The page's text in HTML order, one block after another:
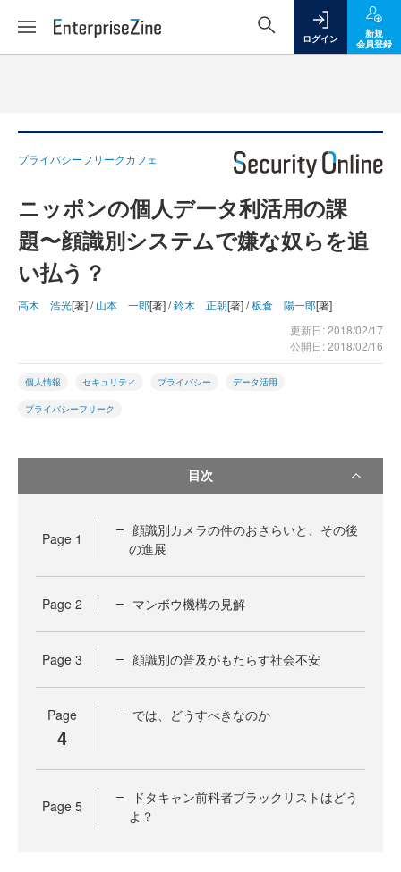
ログイン
新規
会員登録
プライバシーフリークカフェ
ニッポンの個人データ利活用の課
題〜顔識別システムで嫌な奴らを追
い払う？
高木 浩光[著] /山本 一郎[著] /鈴木 正朝[著] /板倉 陽一郎[著]
更新日: 2018/02/17
公開日: 2018/02/16
個人情報 セキュリティ プライバシー データ活用
プライバシーフリーク
目次
Page 1
顔識別カメラの件のおさらいと、その後
の進展
Page 2 マンボウ機構の見解
Page 3 顔識別の普及がもたらす社会不安
Page
4
では、どうすべきなのか
Page 5
ドタキャン前科者ブラックリストはどう
よ？